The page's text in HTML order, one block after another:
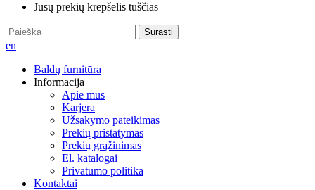
Jūsų prekių krepšelis tuščias
Surasti
en
Baldų furnitūra
Informacija
Apie mus
Karjera
Užsakymo pateikimas
Prekių pristatymas
Prekių grąžinimas
El. katalogai
Privatumo politika
Kontaktai